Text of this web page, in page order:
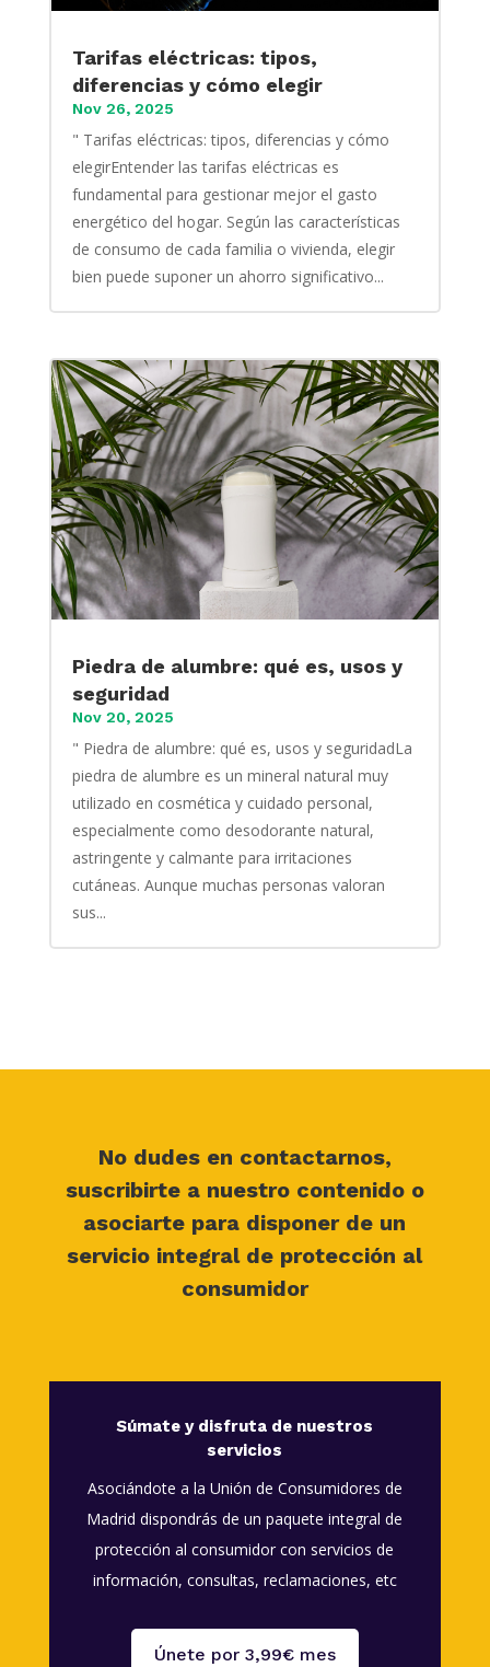
Tarifas eléctricas: tipos,
diferencias y cómo elegir
Nov 26, 2025
" Tarifas eléctricas: tipos, diferencias y cómo
elegirEntender las tarifas eléctricas es
fundamental para gestionar mejor el gasto
energético del hogar. Según las características
de consumo de cada familia o vivienda, elegir
bien puede suponer un ahorro significativo...
Piedra de alumbre: qué es, usos y
seguridad
Nov 20, 2025
" Piedra de alumbre: qué es, usos y seguridadLa
piedra de alumbre es un mineral natural muy
utilizado en cosmética y cuidado personal,
especialmente como desodorante natural,
astringente y calmante para irritaciones
cutáneas. Aunque muchas personas valoran
sus...
No dudes en contactarnos,
suscribirte a nuestro contenido o
asociarte para disponer de un
servicio integral de protección al
consumidor
Súmate y disfruta de nuestros
servicios
Asociándote a la Unión de Consumidores de
Madrid dispondrás de un paquete integral de
protección al consumidor con servicios de
información, consultas, reclamaciones, etc
Únete por 3,99€ mes